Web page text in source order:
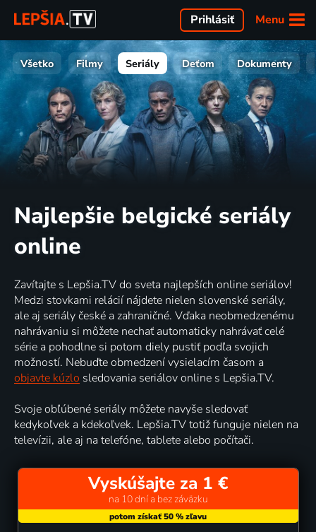
Menu
Prihlásiť
Všetko Filmy Seriály Deťom Dokumenty
Najlepšie belgické seriály
online
Zavítajte s Lepšia.TV do sveta najlepších online seriálov!
Medzi stovkami relácií nájdete nielen slovenské seriály,
ale aj seriály české a zahraničné. Vďaka neobmedzenému
nahrávaniu si môžete nechať automaticky nahrávať celé
série a pohodlne si potom diely pustiť podľa svojich
možností. Nebuďte obmedzení vysielacím časom a
objavte kúzlo sledovania seriálov online s Lepšia.TV.
Svoje obľúbené seriály môžete navyše sledovať
kedykoľvek a kdekoľvek. Lepšia.TV totiž funguje nielen na
televízii, ale aj na telefóne, tablete alebo počítači.
Vyskúšajte za 1 €
na 10 dní a bez záväzku